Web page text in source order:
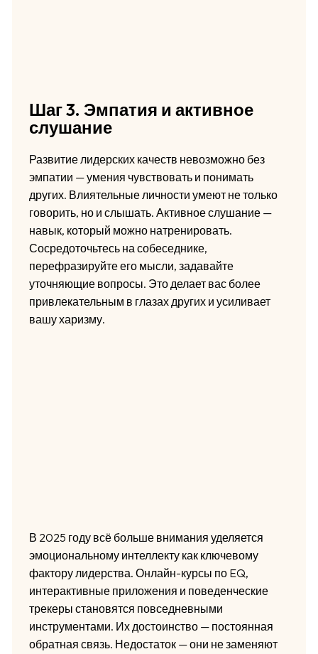
Шаг 3. Эмпатия и активное
слушание
Развитие лидерских качеств невозможно без
эмпатии — умения чувствовать и понимать
других. Влиятельные личности умеют не только
говорить, но и слышать. Активное слушание —
навык, который можно натренировать.
Сосредоточьтесь на собеседнике,
перефразируйте его мысли, задавайте
уточняющие вопросы. Это делает вас более
привлекательным в глазах других и усиливает
вашу харизму.
В 2025 году всё больше внимания уделяется
эмоциональному интеллекту как ключевому
фактору лидерства. Онлайн-курсы по EQ,
интерактивные приложения и поведенческие
трекеры становятся повседневными
инструментами. Их достоинство — постоянная
обратная связь. Недостаток — они не заменяют